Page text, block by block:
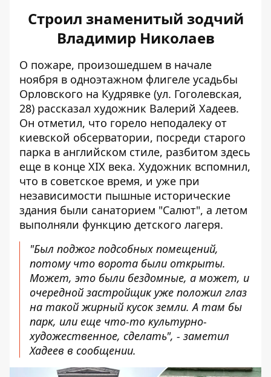
Строил знаменитый зодчий
Владимир Николаев
О пожаре, произошедшем в начале
ноября в одноэтажном флигеле усадьбы
Орловского на Кудрявке (ул. Гоголевская,
28) рассказал художник Валерий Хадеев.
Он отметил, что горело неподалеку от
киевской обсерватории, посреди старого
парка в английском стиле, разбитом здесь
еще в конце XIX века. Художник вспомнил,
что в советское время, и уже при
независимости пышные исторические
здания были санаторием "Салют", а летом
выполняли функцию детского лагеря.
"Был поджог подсобных помещений,
потому что ворота были открыты.
Может, это были бездомные, а может, и
очередной застройщик уже положил глаз
на такой жирный кусок земли. А там бы
парк, или еще что-то культурно-
художественное, сделать", - заметил
Хадеев в сообщении.